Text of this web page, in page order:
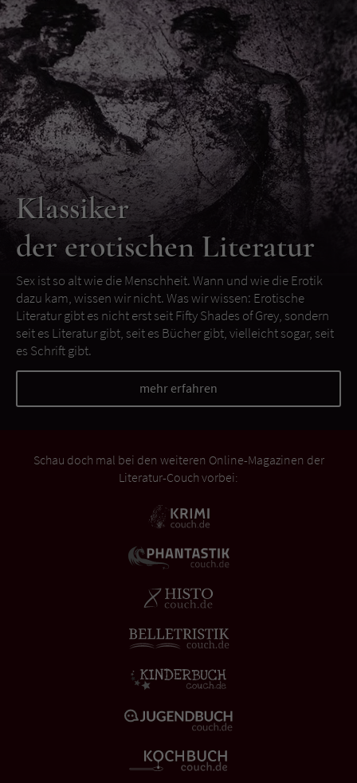
Klassiker
der erotischen Literatur
Sex ist so alt wie die Menschheit. Wann und wie die Erotik
dazu kam, wissen wir nicht. Was wir wissen: Erotische
Literatur gibt es nicht erst seit Fifty Shades of Grey, sondern
seit es Literatur gibt, seit es Bücher gibt, vielleicht sogar, seit
es Schrift gibt.
mehr erfahren
Schau doch mal bei den weiteren Online-Magazinen der
Literatur-Couch vorbei: